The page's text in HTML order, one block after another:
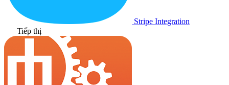
Stripe Integration
Tiếp thị